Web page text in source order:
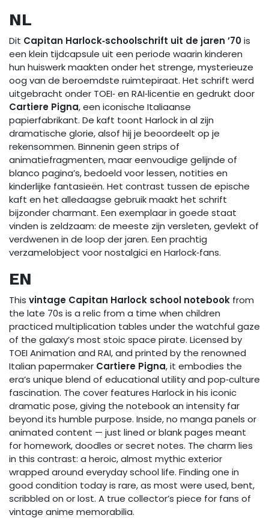
NL
Dit Capitan Harlock‑schoolschrift uit de jaren ’70is
een klein tijdcapsule uit een periode waarin kinderen
hun huiswerk maakten onder het strenge, mysterieuze
oog van de beroemdste ruimtepiraat. Het schrift werd
uitgebracht onder TOEI‑ en RAI‑licentie en gedrukt door
Cartiere Pigna, een iconische Italiaanse
papierfabrikant. De kaft toont Harlock in al zijn
dramatische glorie, alsof hij je beoordeelt op je
rekensommen. Binnenin geen strips of
animatiefragmenten, maar eenvoudige gelijnde of
blanco pagina’s, bedoeld voor lessen, notities en
kinderlijke fantasieën. Het contrast tussen de epische
kaft en het alledaagse gebruik maakt het schrift
bijzonder charmant. Een exemplaar in goede staat
vinden is zeldzaam: de meeste zijn versleten, gevlekt of
verdwenen in de loop der jaren. Een prachtig
verzamelobject voor nostalgici en Harlock‑fans.
EN
This vintage Capitan Harlock school notebook from
the late 70s is a relic from a time when children
practiced multiplication tables under the watchful gaze
of the galaxy’s most stoic space pirate. Licensed by
TOEI Animation and RAI, and printed by the renowned
Italian papermaker Cartiere Pigna, it embodies the
era’s unique blend of educational utility and pop‑culture
fascination. The cover features Harlock in his iconic
dramatic pose, giving the notebook an intensity far
beyond its humble purpose. Inside, no manga panels or
animated content — just lined or blank pages meant
for homework, doodles or secret notes. The charm lies
in this contrast: a heroic, almost mythic exterior
wrapped around everyday school life. Finding one in
good condition today is rare, as most were used, bent,
scribbled on or lost. A true collector’s piece for fans of
vintage anime memorabilia.